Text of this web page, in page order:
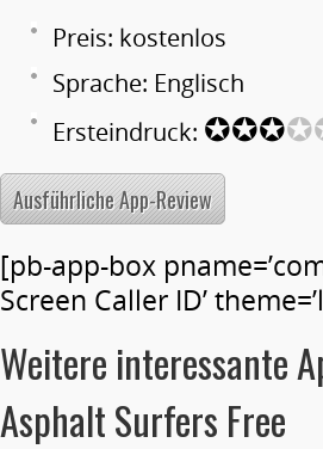
Preis: kostenlos
Sprache: Englisch
Ersteindruck: ✪✪✪
Ausführliche App-Review
[pb-app-box
Screen Caller ID’
Weitere interessante
Asphalt Surfers Free